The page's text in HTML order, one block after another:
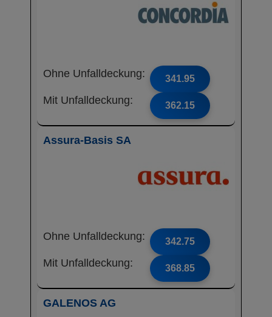
Ohne Unfalldeckung: 341.95
Mit Unfalldeckung: 362.15
Assura-Basis SA
Ohne Unfalldeckung: 342.75
Mit Unfalldeckung: 368.85
GALENOS AG